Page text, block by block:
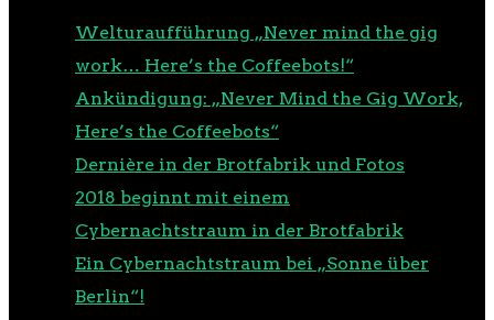
Welturaufführung „Never mind the gig
work… Here’s the Coffeebots!“
Ankündigung: „Never Mind the Gig Work,
Here’s the Coffeebots“
Dernière in der Brotfabrik und Fotos
2018 beginnt mit einem
Cybernachtstraum in der Brotfabrik
Ein Cybernachtstraum bei „Sonne über
Berlin“!